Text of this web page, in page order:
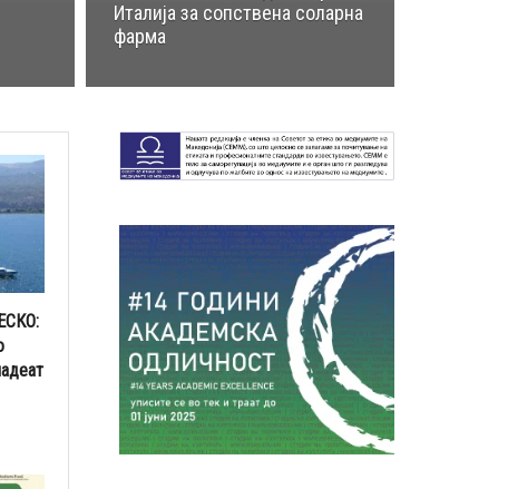
Италија за сопствена соларна
фарма